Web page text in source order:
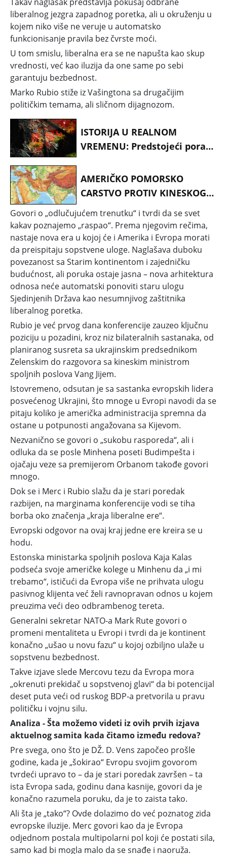
liberalnog jezgra zapadnog poretka, ali u okruženju u
kojem niko više ne veruje u automatsko
funkcionisanje pravila bez čvrste moći.
U tom smislu, liberalna era se ne napušta kao skup
vrednosti, već kao iluzija da one same po sebi
garantuju bezbednost.
Marko Rubio stiže iz Vašingtona sa drugačijim
političkim temama, ali sličnom dijagnozom.
ISTORIJA U REALNOM
VREMENU: Predstojeći poraz
energetskog haosa,
finansijskih previranja i
AMERIČKO POMORSKO
CARSTVO PROTIV KINESKOG
KOPNENOG SVETA: Rat u
Iranu je rat za globalne
preferencije
Govori o „odlučujućem trenutku“ i tvrdi da se svet
kakav poznajemo „raspao“. Prema njegovim rečima,
nastaje nova era u kojoj će i Amerika i Evropa morati
da preispitaju sopstvene uloge. Naglašava duboku
povezanost sa Starim kontinentom i zajedničku
budućnost, ali poruka ostaje jasna – nova arhitektura
odnosa neće automatski ponoviti staru ulogu
Sjedinjenih Država kao nesumnjivog zaštitnika
liberalnog poretka.
Rubio je već prvog dana konferencije zauzeo ključnu
poziciju u pozadini, kroz niz bilateralnih sastanaka, od
planiranog susreta sa ukrajinskim predsednikom
Zelenskim do razgovora sa kineskim ministrom
spoljnih poslova Vang Jijem.
Istovremeno, odsutan je sa sastanka evropskih lidera
posvećenog Ukrajini, što mnoge u Evropi navodi da se
pitaju koliko je američka administracija spremna da
ostane u potpunosti angažovana sa Kijevom.
Nezvanično se govori o „sukobu rasporeda“, ali i
odluka da se posle Minhena poseti Budimpešta i
ojačaju veze sa premijerom Orbanom takođe govori
mnogo.
Dok se i Merc i Rubio slažu da je stari poredak
razbijen, na marginama konferencije vodi se tiha
borba oko značenja „kraja liberalne ere“.
Evropski odgovor na ovaj kraj jedne ere kreira se u
hodu.
Estonska ministarka spoljnih poslova Kaja Kalas
podseća svoje američke kolege u Minhenu da „i mi
trebamo“, ističući da Evropa više ne prihvata ulogu
pasivnog klijenta već želi ravnopravan odnos u kojem
preuzima veći deo odbrambenog tereta.
Generalni sekretar NATO-a Mark Rute govori o
promeni mentaliteta u Evropi i tvrdi da je kontinent
konačno „ušao u novu fazu“ u kojoj ozbiljno ulaže u
sopstvenu bezbednost.
Takve izjave slede Mercovu tezu da Evropa mora
„okrenuti prekidač u sopstvenoj glavi“ da bi potencijal
deset puta veći od ruskog BDP-a pretvorila u pravu
političku i vojnu silu.
Analiza - Šta možemo videti iz ovih prvih izjava
aktuelnog samita kada čitamo između redova?
Pre svega, ono što je DŽ. D. Vens započeo prošle
godine, kada je „šokirao“ Evropu svojim govorom
tvrdeći upravo to – da je stari poredak završen – ta
ista Evropa sada, godinu dana kasnije, govori da je
konačno razumela poruku, da je to zaista tako.
Ali šta je „tako“? Ovde dolazimo do već poznatog zida
evropske iluzije. Merc govori kao da je Evropa
odjednom postala multipolarni pol koji će postati sila,
samo kad bi mogla malo da se snađe i naoruža.